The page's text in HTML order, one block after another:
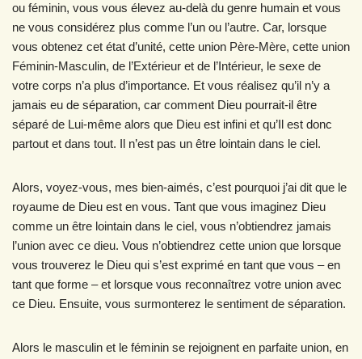
ou féminin, vous vous élevez au-delà du genre humain et vous
ne vous considérez plus comme l’un ou l’autre. Car, lorsque
vous obtenez cet état d’unité, cette union Père-Mère, cette union
Féminin-Masculin, de l’Extérieur et de l’Intérieur, le sexe de
votre corps n’a plus d’importance. Et vous réalisez qu’il n’y a
jamais eu de séparation, car comment Dieu pourrait-il être
séparé de Lui-même alors que Dieu est infini et qu’Il est donc
partout et dans tout. Il n’est pas un être lointain dans le ciel.
Alors, voyez-vous, mes bien-aimés, c’est pourquoi j’ai dit que le
royaume de Dieu est en vous. Tant que vous imaginez Dieu
comme un être lointain dans le ciel, vous n’obtiendrez jamais
l’union avec ce dieu. Vous n’obtiendrez cette union que lorsque
vous trouverez le Dieu qui s’est exprimé en tant que vous – en
tant que forme – et lorsque vous reconnaîtrez votre union avec
ce Dieu. Ensuite, vous surmonterez le sentiment de séparation.
Alors le masculin et le féminin se rejoignent en parfaite union, en